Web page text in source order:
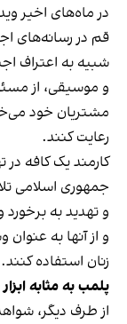
در ماه‌های اخیر
قم در رسانه‌های
شبیه به اعتراف
و موسیقی، از
مشتریان خود
رعایت کنند.
کارمند یک کافه در
جمهوری اسلامی
و تهدید به برخورد
و از آنها به
زنان استفاده کنند.
پلمب به مثابه
از طرف دیگر،